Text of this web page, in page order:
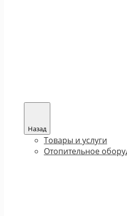
Назад
Товары и услуги
Отопительное